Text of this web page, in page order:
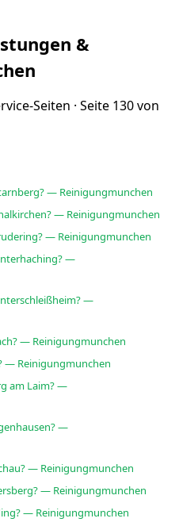
&
Seiten · Seite 130 von
— Reinigungmunchen
— Reinigungmunchen
— Reinigungmunchen
—
—
— Reinigungmunchen
— Reinigungmunchen
am Laim? —
—
— Reinigungmunchen
— Reinigungmunchen
— Reinigungmunchen